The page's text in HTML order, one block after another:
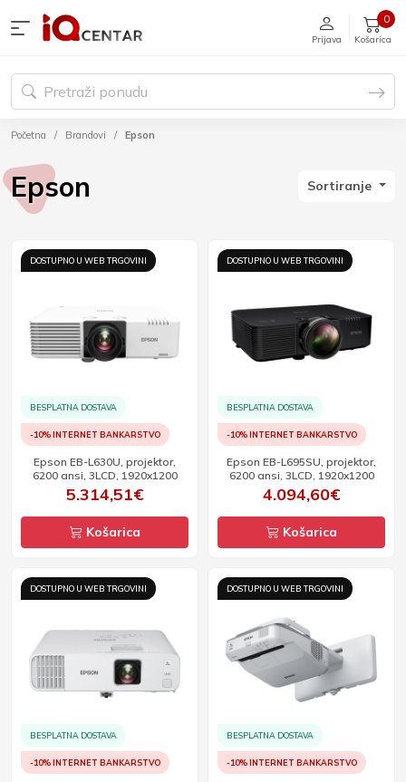
Prijava Košarica
0
Početna Brandovi Epson
Epson Sortiranje
DOSTUPNO U WEB TRGOVINI
BESPLATNA DOSTAVA
-10% INTERNET BANKARSTVO
Epson EB-L630U, projektor,
6200 ansi, 3LCD, 1920x1200
5.314,51€
Košarica
DOSTUPNO U WEB TRGOVINI
BESPLATNA DOSTAVA
-10% INTERNET BANKARSTVO
Epson EB-L695SU, projektor,
6200 ansi, 3LCD, 1920x1200
4.094,60€
Košarica
DOSTUPNO U WEB TRGOVINI
BESPLATNA DOSTAVA
-10% INTERNET BANKARSTVO
DOSTUPNO U WEB TRGOVINI
BESPLATNA DOSTAVA
-10% INTERNET BANKARSTVO